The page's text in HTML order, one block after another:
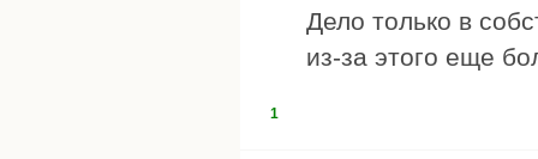
Дело только в
из-за этого еще
1